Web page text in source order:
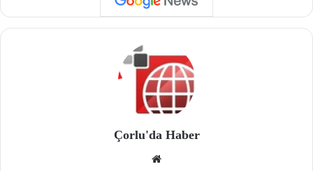
Çorlu'da Haber